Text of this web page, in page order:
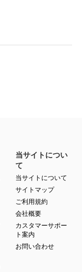
当サイトについ
て
当サイトについて
サイトマップ
ご利用規約
会社概要
カスタマーサポー
ト案内
お問い合わせ